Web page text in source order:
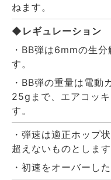
ねます。
◆レギュレーション
・BB弾は6mmの生
す。
・BB弾の重量は電
25gまで、エアコッ
す。
・弾速は適正ホップ
超えないものとします
・初速をオーバーし